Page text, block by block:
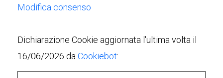
Modifica consenso
Dichiarazione Cookie aggiornata l'ultima volta il
16/06/2026 da Cookiebot: